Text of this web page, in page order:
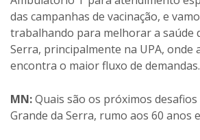
das campanhas de vacinação, e
trabalhando para melhorar a saúde
Serra, principalmente na UPA, onde
encontra o maior fluxo de demandas.
MN:Quais são os próximos
Grande da Serra, rumo aos 60 anos